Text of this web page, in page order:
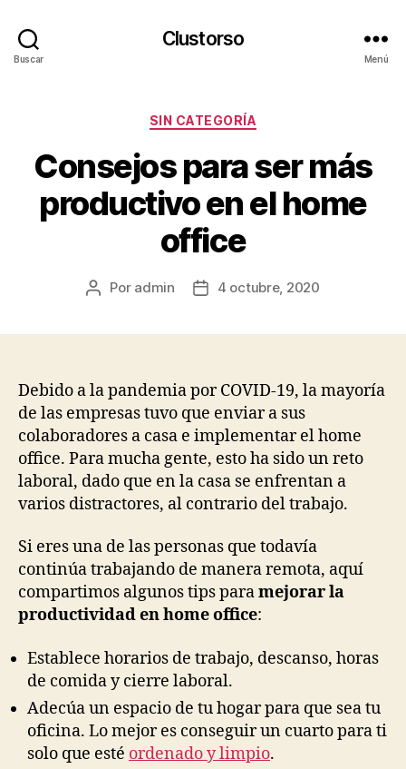
Buscar
Clustorso
Menú
Categorías
SIN CATEGORÍA
Consejos para ser más
productivo en el home
office
Autor
Por admin
Fecha4 octubre, 2020
Debido a la pandemia por COVID-19, la mayoría
de las empresas tuvo que enviar a sus
colaboradores a casa e implementar el home
office. Para mucha gente, esto ha sido un reto
laboral, dado que en la casa se enfrentan a
varios distractores, al contrario del trabajo.
Si eres una de las personas que todavía
continúa trabajando de manera remota, aquí
compartimos algunos tips paramejorar la
productividad en home office:
Establece horarios de trabajo, descanso, horas
de comida y cierre laboral.
Adecúa un espacio de tu hogar para que sea tu
oficina. Lo mejor es conseguir un cuarto para ti
solo que esté ordenado y limpio.